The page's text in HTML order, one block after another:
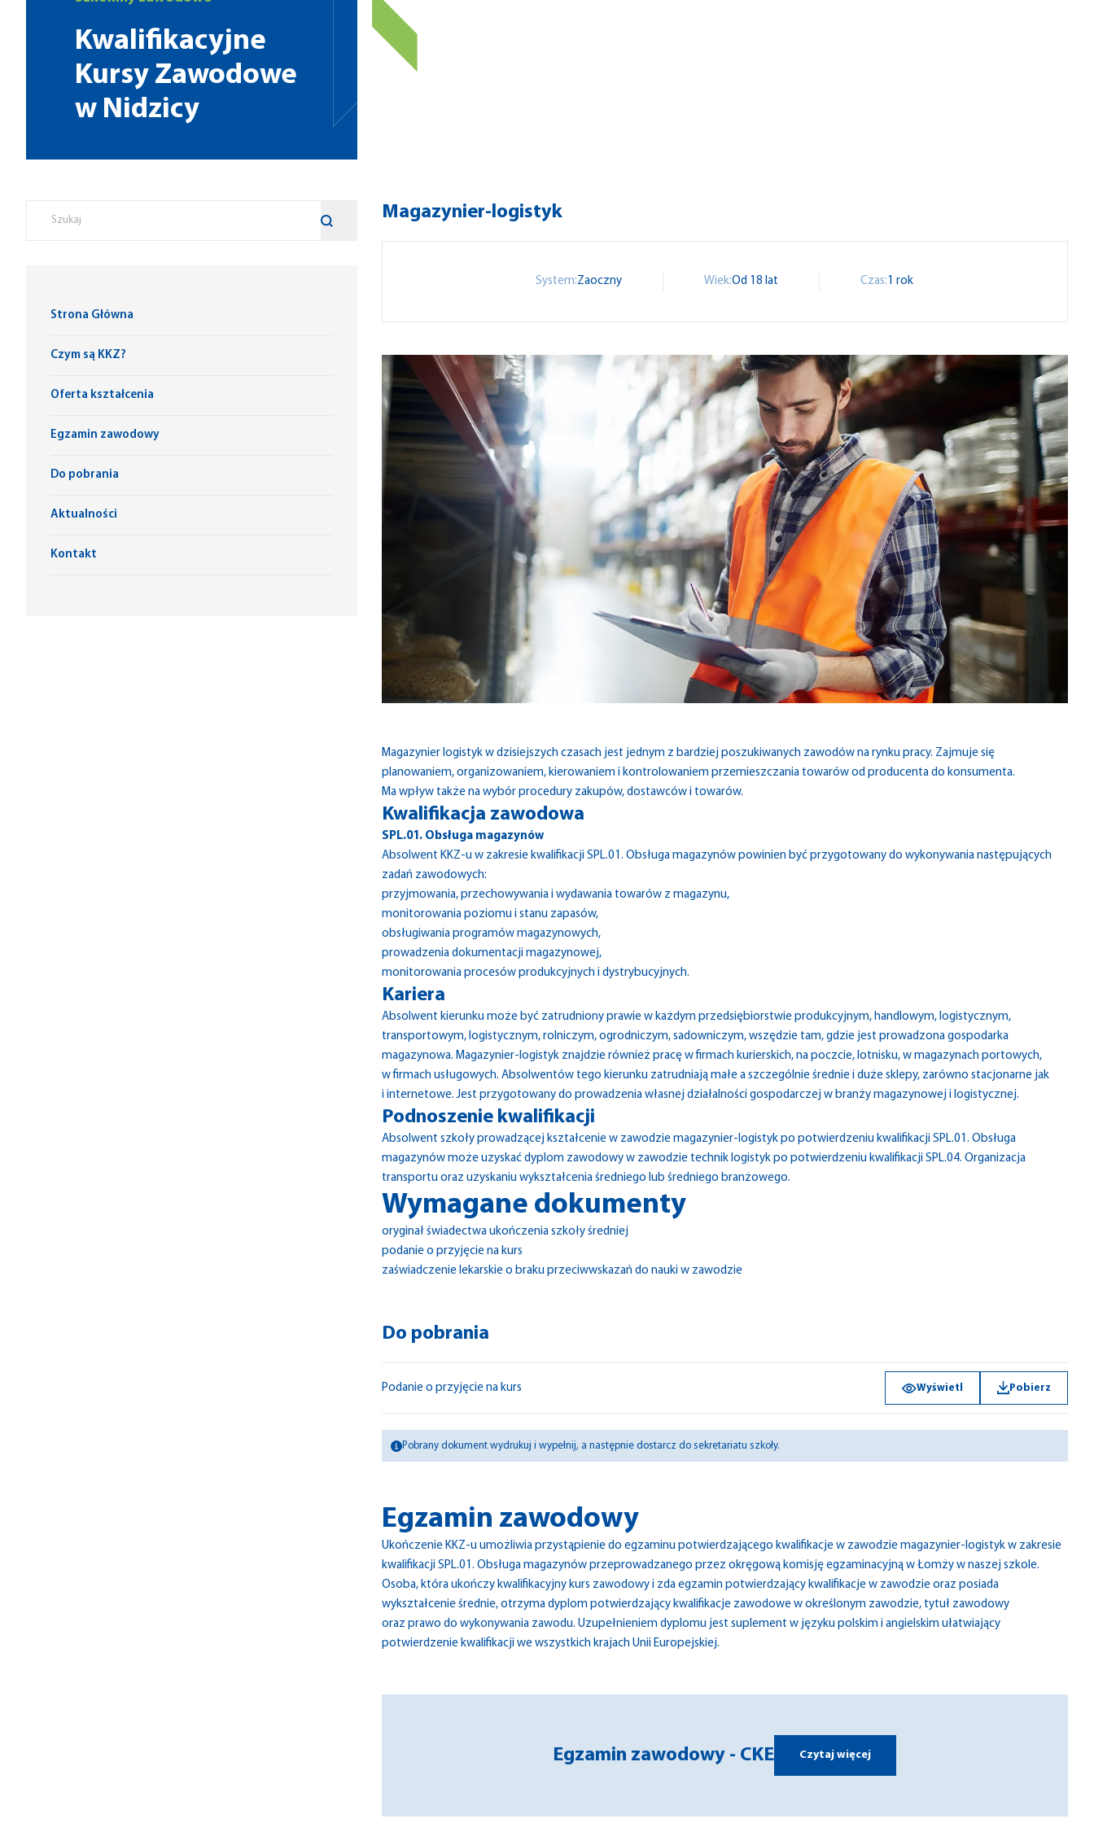
Kwalifikacyjne
Kursy Zawodowe
w Nidzicy
Strona Główna
Czym są KKZ?
Oferta kształcenia
Egzamin zawodowy
Do pobrania
Aktualności
Kontakt
Magazynier-logistyk
System:Zaoczny Wiek:Od 18 lat Czas: 1 rok
Magazynier logistyk w dzisiejszych czasach jest jednym z bardziej poszukiwanych zawodów na rynku pracy. Zajmuje się
planowaniem, organizowaniem, kierowaniem i kontrolowaniem przemieszczania towarów od producenta do konsumenta.
Ma wpływ także na wybór procedury zakupów, dostawców i towarów.
Kwalifikacja zawodowa
SPL.01. Obsługa magazynów
Absolwent KKZ-u w zakresie kwalifikacji SPL.01. Obsługa magazynów powinien być przygotowany do wykonywania następujących
zadań zawodowych:
przyjmowania, przechowywania i wydawania towarów z magazynu,
monitorowania poziomu i stanu zapasów,
obsługiwania programów magazynowych,
prowadzenia dokumentacji magazynowej,
monitorowania procesów produkcyjnych i dystrybucyjnych.
Kariera
Absolwent kierunku może być zatrudniony prawie w każdym przedsiębiorstwie produkcyjnym, handlowym, logistycznym,
transportowym, logistycznym, rolniczym, ogrodniczym, sadowniczym, wszędzie tam, gdzie jest prowadzona gospodarka
magazynowa. Magazynier-logistyk znajdzie również pracę w firmach kurierskich, na poczcie, lotnisku, w magazynach portowych,
w firmach usługowych. Absolwentów tego kierunku zatrudniają małe a szczególnie średnie i duże sklepy, zarówno stacjonarne jak
i internetowe. Jest przygotowany do prowadzenia własnej działalności gospodarczej w branży magazynowej i logistycznej.
Podnoszenie kwalifikacji
Absolwent szkoły prowadzącej kształcenie w zawodzie magazynier-logistyk po potwierdzeniu kwalifikacji SPL.01. Obsługa
magazynów może uzyskać dyplom zawodowy w zawodzie technik logistyk po potwierdzeniu kwalifikacji SPL.04. Organizacja
transportu oraz uzyskaniu wykształcenia średniego lub średniego branżowego.
Wymagane dokumenty
oryginał świadectwa ukończenia szkoły średniej
podanie o przyjęcie na kurs
zaświadczenie lekarskie o braku przeciwwskazań do nauki w zawodzie
Do pobrania
Podanie o przyjęcie na kurs Wyświetl Pobierz
Pobrany dokument wydrukuj i wypełnij, a następnie dostarcz do sekretariatu szkoły.
Egzamin zawodowy
Ukończenie KKZ-u umożliwia przystąpienie do egzaminu potwierdzającego kwalifikacje w zawodzie magazynier-logistyk w zakresie
kwalifikacji SPL.01. Obsługa magazynów przeprowadzanego przez okręgową komisję egzaminacyjną w Łomży w naszej szkole.
Osoba, która ukończy kwalifikacyjny kurs zawodowy i zda egzamin potwierdzający kwalifikacje w zawodzie oraz posiada
wykształcenie średnie, otrzyma dyplom potwierdzający kwalifikacje zawodowe w określonym zawodzie, tytuł zawodowy
oraz prawo do wykonywania zawodu. Uzupełnieniem dyplomu jest suplement w języku polskim i angielskim ułatwiający
potwierdzenie kwalifikacji we wszystkich krajach Unii Europejskiej.
Egzamin zawodowy - CKE Czytaj więcej